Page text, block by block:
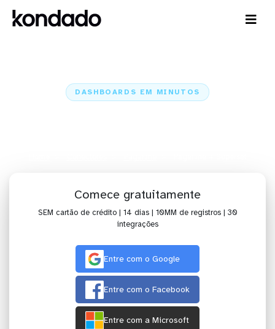
DASHBOARDS EM MINUTOS
Comece gratuitamente
SEM cartão de crédito | 14 dias | 10MM de registros | 30
integrações
Entre com o Google
Entre com o Facebook
Entre com a Microsoft